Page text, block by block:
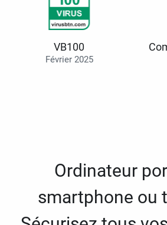
VB100
Février 2025
Ordinateur
smartphone ou